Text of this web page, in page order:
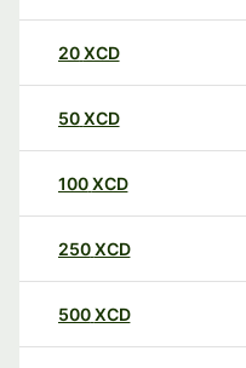
20XCD
50XCD
100XCD
250XCD
500XCD